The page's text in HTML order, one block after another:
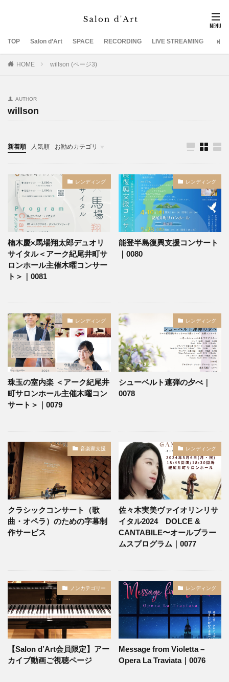
TOP Salon d’Art SPACE RECORDING LIVE STREAMING
HOME willson (ページ3)
AUTHOR
willson
新着順 人気順 お勧めカテゴリ
未分類
レンディング
楠木慶×馬場翔太郎デュオリ
サイタル＜アーク紀尾井町サ
ロンホール主催木曜コンサー
ト＞｜0081
レンディング
能登半島復興支援コンサート
｜0080
レンディング
珠玉の室内楽 ＜アーク紀尾井
町サロンホール主催木曜コン
サート＞｜0079
レンディング
シューベルト連弾の夕べ｜
0078
音楽家支援
クラシックコンサート（歌
曲・オペラ）のための字幕制
作サービス
レンディング
佐々木実美ヴァイオリンリサ
イタル2024 DOLCE &
CANTABILE〜オールブラー
ムスプログラム｜0077
ノンカテゴリー
【Salon d’Art会員限定】アー
カイブ動画ご視聴ページ
レンディング
Message from Violetta –
Opera La Traviata｜0076